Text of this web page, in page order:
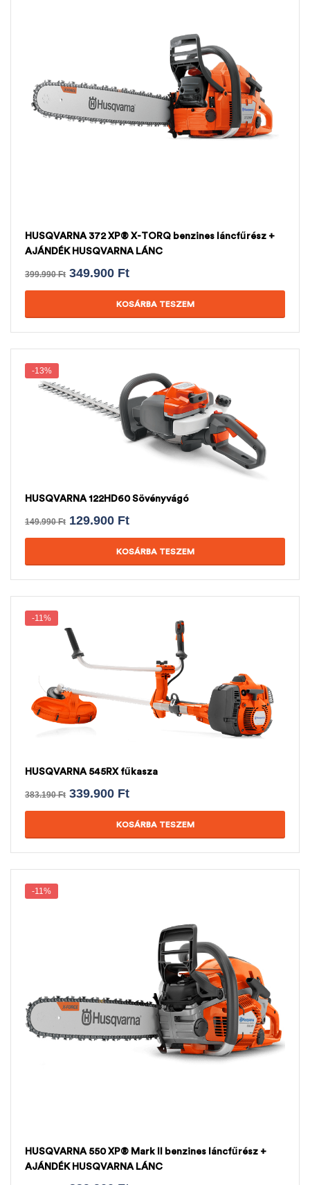
HUSQVARNA 372 XP® X-TORQ benzines láncfűrész +
AJÁNDÉK HUSQVARNA LÁNC
399.990Ft 349.900 Ft
KOSÁRBA TESZEM
-13%
HUSQVARNA 122HD60 Sövényvágó
149.990Ft 129.900 Ft
KOSÁRBA TESZEM
-11%
HUSQVARNA 545RX fűkasza
383.190Ft 339.900 Ft
KOSÁRBA TESZEM
-11%
HUSQVARNA 550 XP® Mark II benzines láncfűrész +
AJÁNDÉK HUSQVARNA LÁNC